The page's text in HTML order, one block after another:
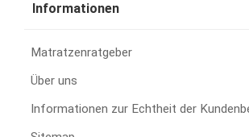
Informationen
Matratzenratgeber
Über uns
Informationen zur Echtheit der